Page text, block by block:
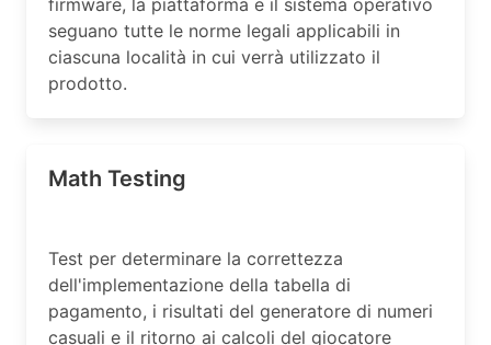
firmware, la piattaforma e il sistema operativo
seguano tutte le norme legali applicabili in
ciascuna località in cui verrà utilizzato il
prodotto.
Math Testing
Test per determinare la correttezza
dell'implementazione della tabella di
pagamento, i risultati del generatore di numeri
casuali e il ritorno ai calcoli del giocatore